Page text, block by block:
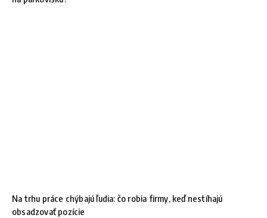
Na trhu práce chýbajú ľudia: čo robia firmy, keď nestíhajú
obsadzovať pozície